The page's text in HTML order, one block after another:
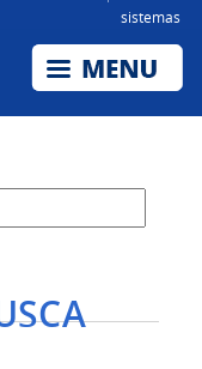
sistemas